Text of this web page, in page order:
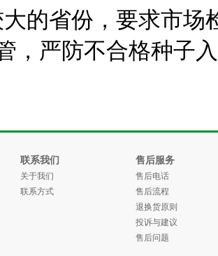
的省份，要求市
，严防不合格种子
联系我们
关于我们
联系方式
售后服务
售后电话
售后流程
退换货原则
投诉与建议
售后问题